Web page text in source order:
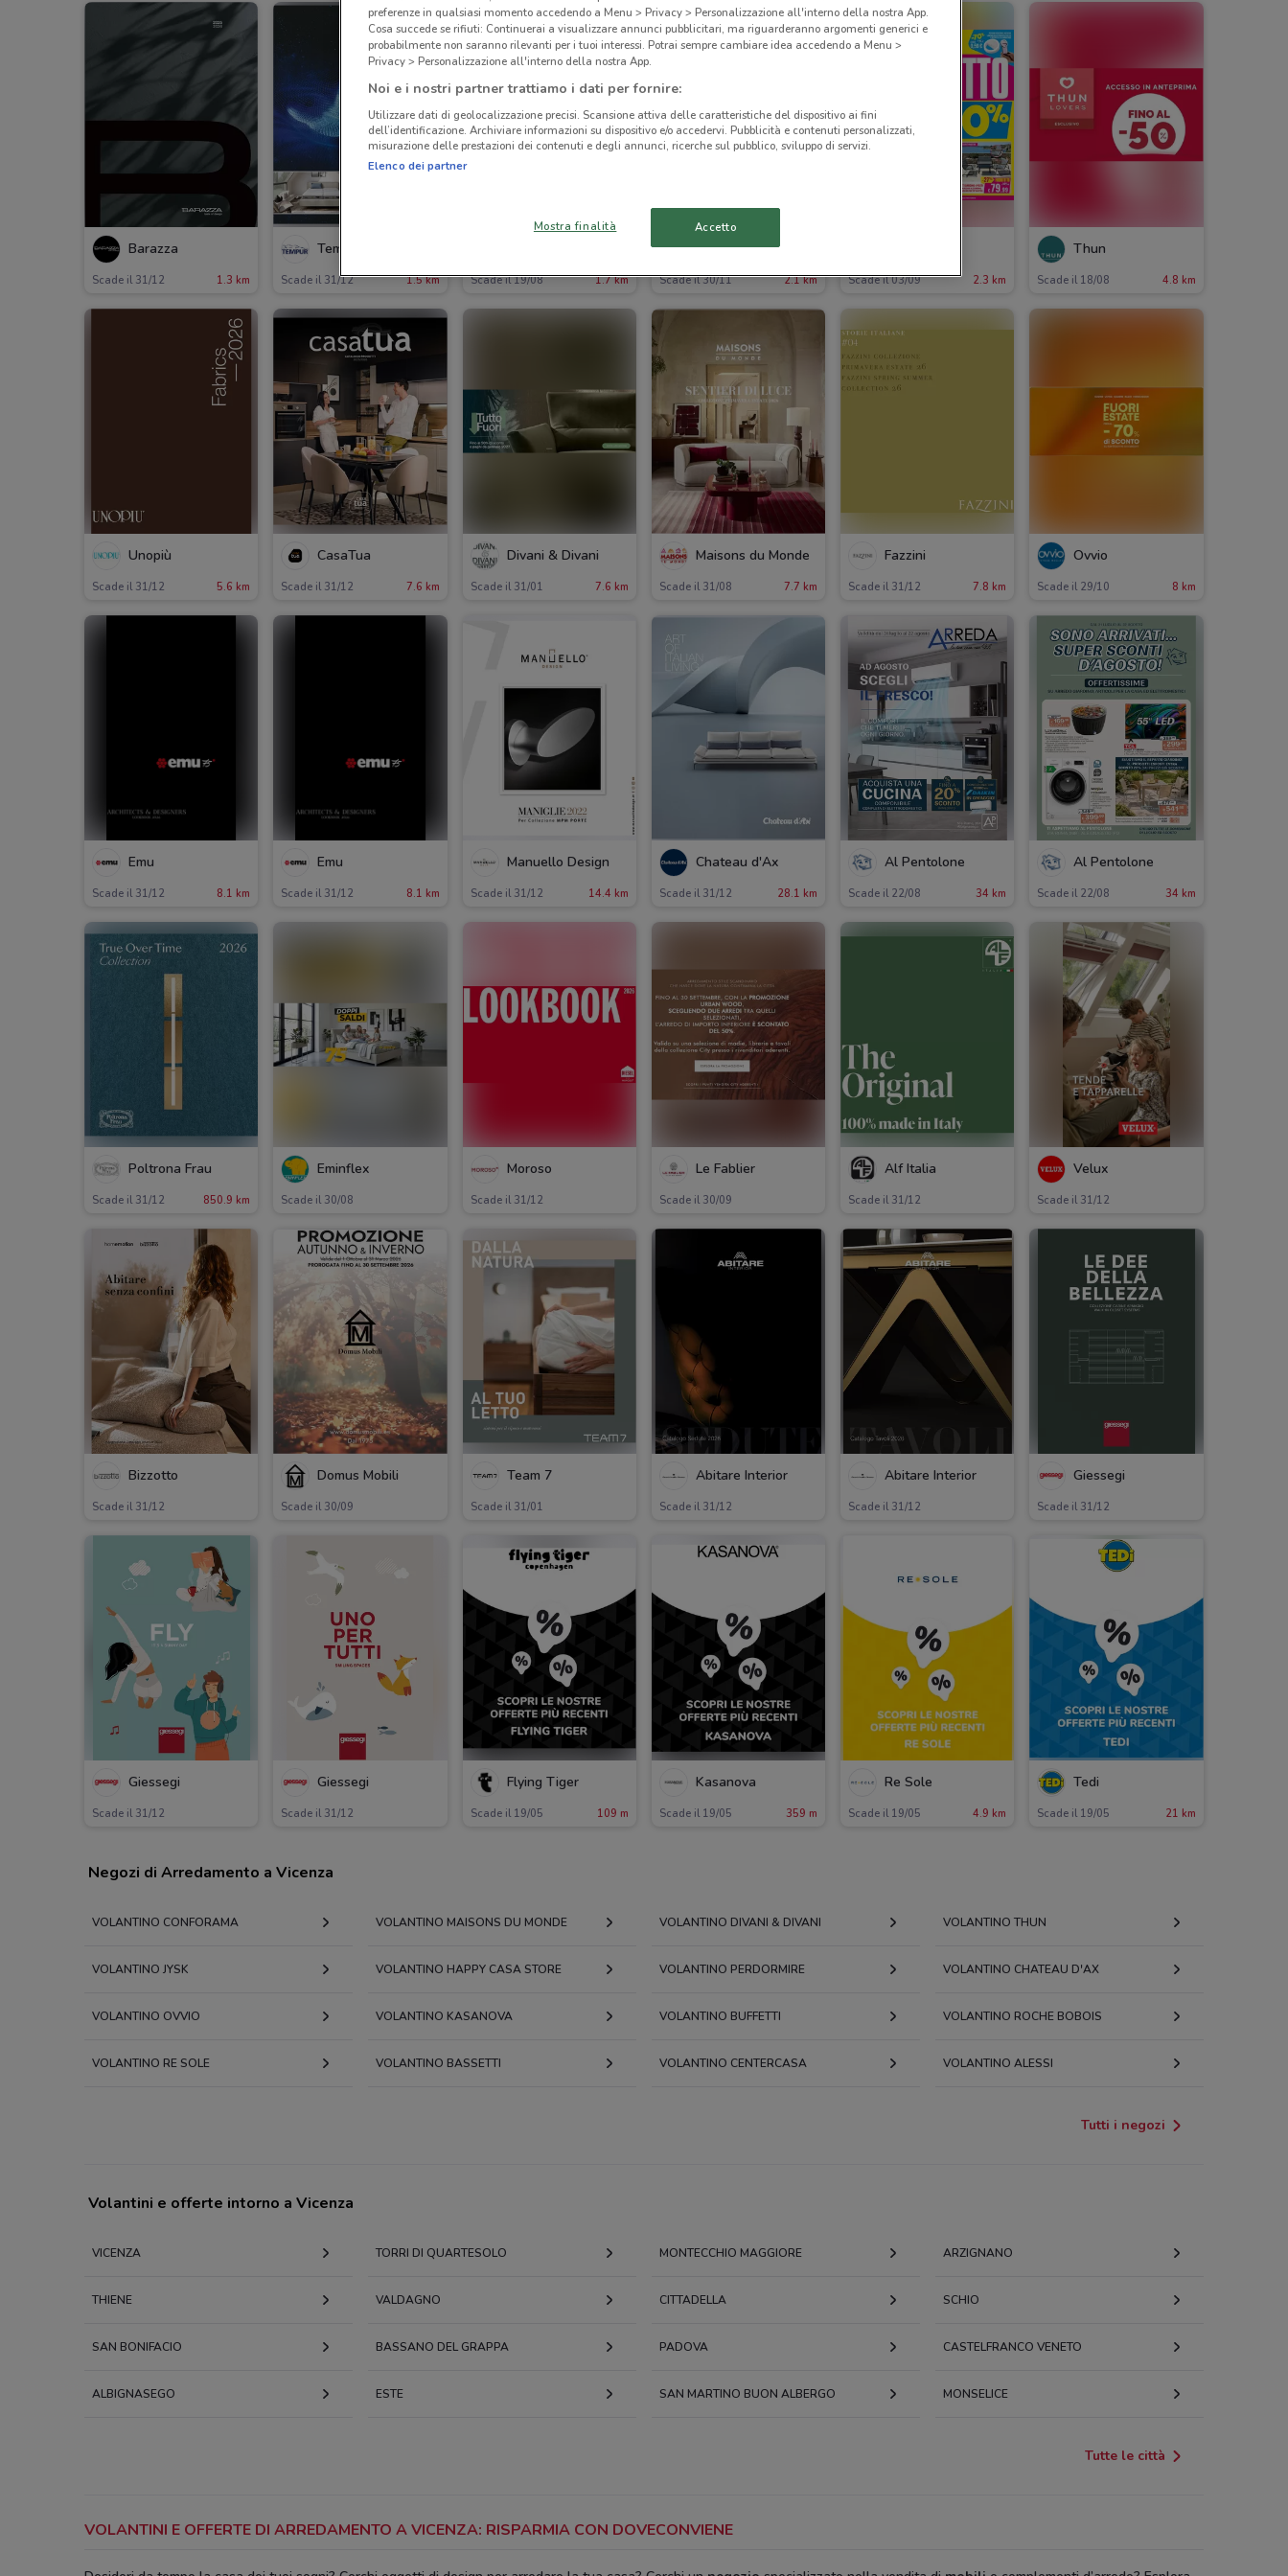
Barazza
Scade il 31/12 1.3 km
Tempur materassi
Scade il 31/12 1.5 km Scade il 19/08 1.7 km
Mondo Camerette
Scade il 30/11 2.1 km Scade il 03/09 2.3 km
Thun
Scade il 18/08 4.8 km
Unopiù
Scade il 31/12 5.6 km
CasaTua
Scade il 31/12 7.6 km
Divani & Divani
Scade il 31/01 7.6 km
Maisons du Monde
Scade il 31/08 7.7 km
Fazzini
Scade il 31/12 7.8 km
Ovvio
Scade il 29/10 8 km
Emu
Scade il 31/12 8.1 km
Emu
Scade il 31/12 8.1 km
Manuello Design
Scade il 31/12 14.4 km
Chateau d'Ax
Scade il 31/12 28.1 km
Al Pentolone
Scade il 22/08 34 km
Al Pentolone
Scade il 22/08 34 km
Poltrona Frau
Scade il 31/12 850.9 km
Eminflex
Scade il 30/08
Moroso
Scade il 31/12
Le Fablier
Scade il 30/09
Alf Italia
Scade il 31/12
Velux
Scade il 31/12
Bizzotto
Scade il 31/12
Domus Mobili
Scade il 30/09
Team 7
Scade il 31/01
Abitare Interior
Scade il 31/12
Abitare Interior
Scade il 31/12
Giessegi
Scade il 31/12
Giessegi
Scade il 31/12
Giessegi
Scade il 31/12
Flying Tiger
Scade il 19/05 109 m
Kasanova
Scade il 19/05 359 m
Re Sole
Scade il 19/05 4.9 km
Tedi
Scade il 19/05 21 km
Negozi di Arredamento a Vicenza
VOLANTINO CONFORAMA VOLANTINO MAISONS DU MONDE VOLANTINO DIVANI & DIVANI VOLANTINO THUN
VOLANTINO JYSK VOLANTINO HAPPY CASA STORE VOLANTINO PERDORMIRE VOLANTINO CHATEAU D'AX
VOLANTINO OVVIO VOLANTINO KASANOVA VOLANTINO BUFFETTI VOLANTINO ROCHE BOBOIS
VOLANTINO RE SOLE VOLANTINO BASSETTI VOLANTINO CENTERCASA VOLANTINO ALESSI
Tutti i negozi
Volantini e offerte intorno a Vicenza
VICENZA TORRI DI QUARTESOLO MONTECCHIO MAGGIORE ARZIGNANO
THIENE VALDAGNO CITTADELLA SCHIO
SAN BONIFACIO BASSANO DEL GRAPPA PADOVA CASTELFRANCO VENETO
ALBIGNASEGO ESTE SAN MARTINO BUON ALBERGO MONSELICE
Tutte le città
VOLANTINI E OFFERTE DI ARREDAMENTO A VICENZA: RISPARMIA CON DOVECONVIENE
preferenze in qualsiasi momento accedendo a Menu > Privacy > Personalizzazione all'interno della nostra App.
Cosa succede se rifiuti: Continuerai a visualizzare annunci pubblicitari, ma riguarderanno argomenti generici e
probabilmente non saranno rilevanti per i tuoi interessi. Potrai sempre cambiare idea accedendo a Menu >
Privacy > Personalizzazione all'interno della nostra App.
Noi e i nostri partner trattiamo i dati per fornire:
Utilizzare dati di geolocalizzazione precisi. Scansione attiva delle caratteristiche del dispositivo ai fini
dell’identificazione. Archiviare informazioni su dispositivo e/o accedervi. Pubblicità e contenuti personalizzati,
misurazione delle prestazioni dei contenuti e degli annunci, ricerche sul pubblico, sviluppo di servizi.
Elenco dei partner
Mostra finalità Accetto